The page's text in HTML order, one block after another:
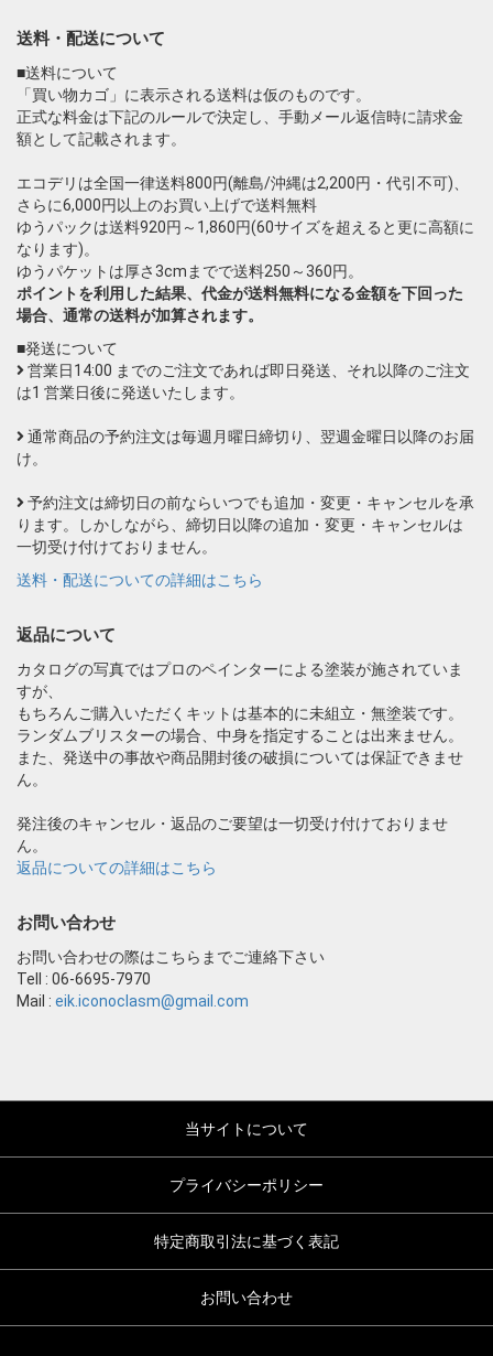
送料・配送について
■送料について
「買い物カゴ」に表示される送料は仮のものです。
正式な料金は下記のルールで決定し、手動メール返信時に請求金
額として記載されます。
エコデリは全国一律送料800円(離島/沖縄は2,200円・代引不可)、
さらに6,000円以上のお買い上げで送料無料
ゆうパックは送料920円～1,860円(60サイズを超えると更に高額に
なります)。
ゆうパケットは厚さ3cmまでで送料250～360円。
ポイントを利用した結果、代金が送料無料になる金額を下回った
場合、通常の送料が加算されます。
■発送について
営業日14:00 までのご注文であれば即日発送、それ以降のご注文
は1 営業日後に発送いたします。
通常商品の予約注文は毎週月曜日締切り、翌週金曜日以降のお届
け。
予約注文は締切日の前ならいつでも追加・変更・キャンセルを承
ります。しかしながら、締切日以降の追加・変更・キャンセルは
一切受け付けておりません。
送料・配送についての詳細はこちら
返品について
カタログの写真ではプロのペインターによる塗装が施されていま
すが、
もちろんご購入いただくキットは基本的に未組立・無塗装です。
ランダムブリスターの場合、中身を指定することは出来ません。
また、発送中の事故や商品開封後の破損については保証できませ
ん。
発注後のキャンセル・返品のご要望は一切受け付けておりませ
ん。
返品についての詳細はこちら
お問い合わせ
お問い合わせの際はこちらまでご連絡下さい
Tell : 06-6695-7970
Mail : eik.iconoclasm@gmail.com
当サイトについて
プライバシーポリシー
特定商取引法に基づく表記
お問い合わせ